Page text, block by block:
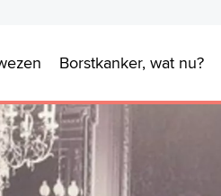
Borstkanker, wat nu?